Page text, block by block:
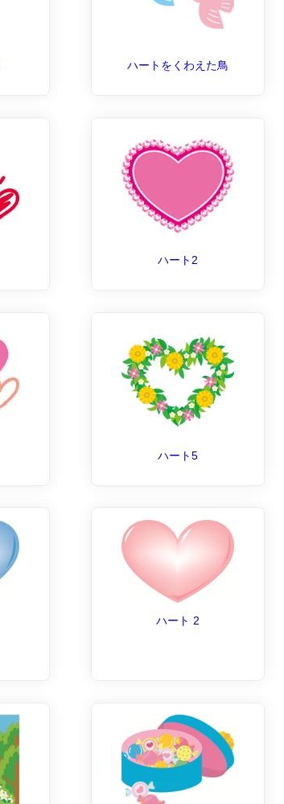
ハートをくわえた鳥
ハート2
ハート5
ハート 2